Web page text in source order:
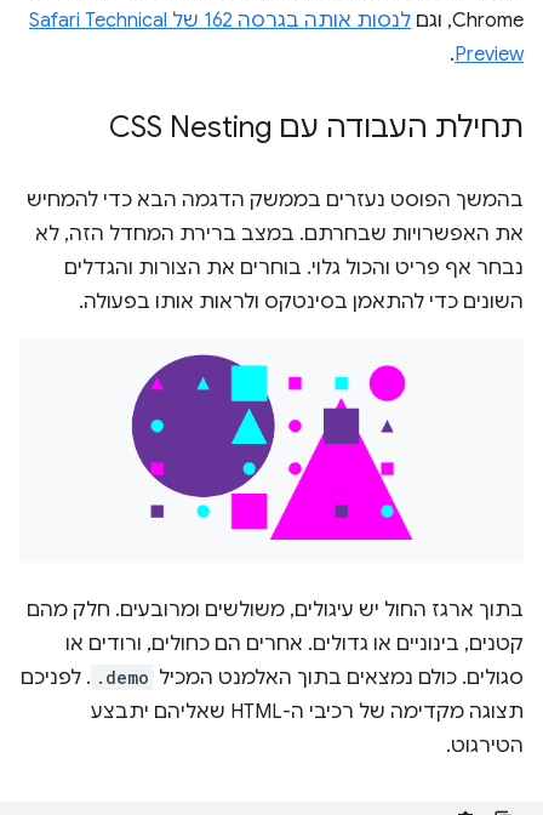
Chrome, וגם
לנסות אותה בגרסה 162 של Safari Technical
Preview
.
תחילת העבודה עם CSS Nesting
בהמשך הפוסט נעזרים בממשק הדגמה הבא כדי להמחיש
את האפשרויות שבחרתם. במצב ברירת המחדל הזה, לא
נבחר אף פריט והכול גלוי. בוחרים את הצורות והגדלים
השונים כדי להתאמן בסינטקס ולראות אותו בפעולה.
בתוך ארגז החול יש עיגולים, משולשים ומרובעים. חלק מהם
קטנים, בינוניים או גדולים. אחרים הם כחולים, ורודים או
סגולים. כולם נמצאים בתוך האלמנט המכיל .demo . לפניכם
תצוגה מקדימה של רכיבי ה-HTML שאליהם יתבצע
הטירגוט.